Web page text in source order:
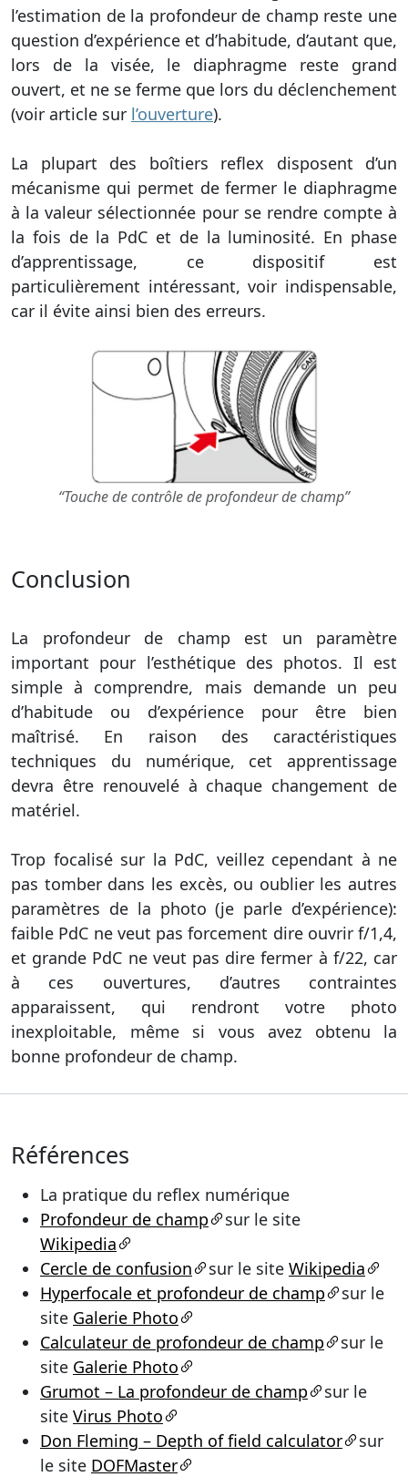
l’estimation de la profondeur de champ reste une
question d’expérience et d’habitude, d’autant que,
lors de la visée, le diaphragme reste grand
ouvert, et ne se ferme que lors du déclenchement
(voir article sur l’ouverture).
La plupart des boîtiers reflex disposent d’un
mécanisme qui permet de fermer le diaphragme
à la valeur sélectionnée pour se rendre compte à
la fois de la PdC et de la luminosité. En phase
d’apprentissage, ce dispositif est
particulièrement intéressant, voir indispensable,
car il évite ainsi bien des erreurs.
“Touche de contrôle de profondeur de champ”
Conclusion
La profondeur de champ est un paramètre
important pour l’esthétique des photos. Il est
simple à comprendre, mais demande un peu
d’habitude ou d’expérience pour être bien
maîtrisé. En raison des caractéristiques
techniques du numérique, cet apprentissage
devra être renouvelé à chaque changement de
matériel.
Trop focalisé sur la PdC, veillez cependant à ne
pas tomber dans les excès, ou oublier les autres
paramètres de la photo (je parle d’expérience):
faible PdC ne veut pas forcement dire ouvrir f/1,4,
et grande PdC ne veut pas dire fermer à f/22, car
à ces ouvertures, d’autres contraintes
apparaissent, qui rendront votre photo
inexploitable, même si vous avez obtenu la
bonne profondeur de champ.
Références
La pratique du reflex numérique
Profondeur de champ
sur le site
Wikipedia
Cercle de confusion
sur le site Wikipedia
Hyperfocale et profondeur de champ
sur le
site Galerie Photo
Calculateur de profondeur de champ
sur le
site Galerie Photo
Grumot – La profondeur de champ
sur le
site Virus Photo
Don Fleming – Depth of field calculator
sur
le site DOFMaster